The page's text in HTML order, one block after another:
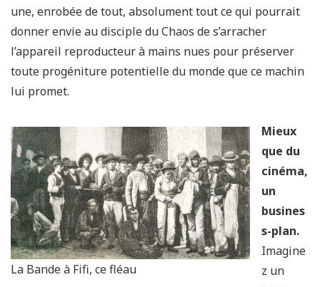
une, enrobée de tout, absolument tout ce qui pourrait
donner envie au disciple du Chaos de s’arracher
l’appareil reproducteur à mains nues pour préserver
toute progéniture potentielle du monde que ce machin
lui promet.
La Bande à Fifi, ce fléau
Mieux
que du
cinéma,
un
busines
s-plan.
Imagine
z un